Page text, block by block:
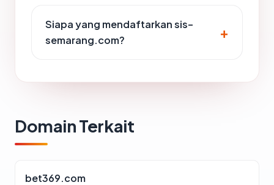
Siapa yang mendaftarkan sis-
semarang.com?
Domain Terkait
bet369.com